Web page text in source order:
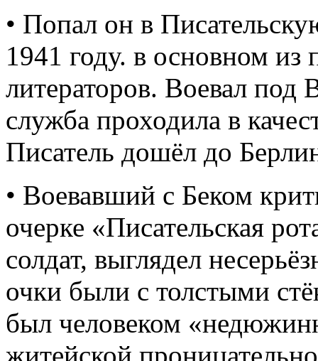
• Попал он в
1941 году. в основном из
литераторов. Воевал под
служба проходила в
Писатель дошёл до
• Воевавший с Беком
очерке «Писательская
солдат, выглядел
очки были с толстыми
был человеком